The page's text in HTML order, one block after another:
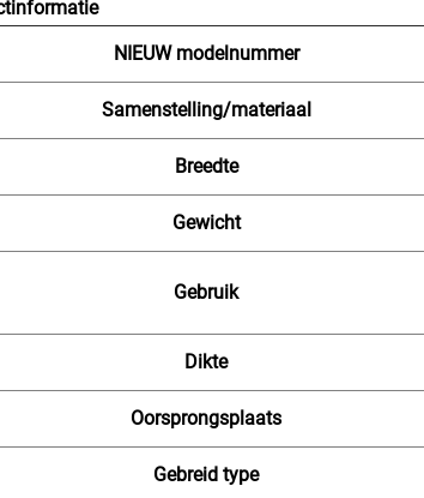
NIEUW modelnummer
Samenstelling/materiaal
Breedte
Gewicht
Gebruik
Dikte
Oorsprongsplaats
Gebreid type